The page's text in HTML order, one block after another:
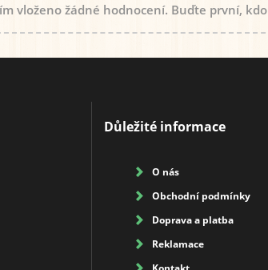
vloženo žádné hodnocení. Buďte první, kdo
Důležité informace
O nás
Obchodní podmínky
Doprava a platba
Reklamace